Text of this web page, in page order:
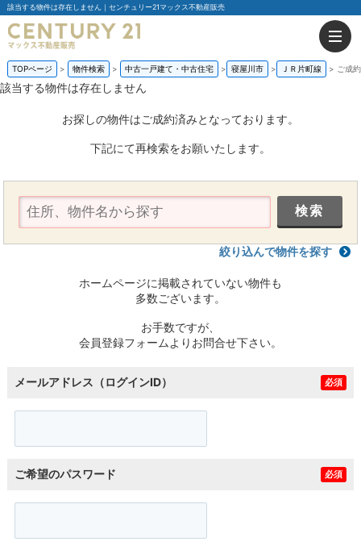
該当する物件は存在しません｜センチュリー21マックス不動産販売
TOPページ 物件検索 中古一戸建て・中古住宅 寝屋川市 ＪＲ片町線 ご成
該当する物件は存在しません
お探しの物件はご成約済みとなっております。
下記にて再検索をお願いたします。
絞り込んで物件を探す
ホームページに掲載されていない物件も
多数ございます。
お手数ですが、
会員登録フォームよりお問合せ下さい。
メールアドレス（ログインID） 必須
ご希望のパスワード 必須